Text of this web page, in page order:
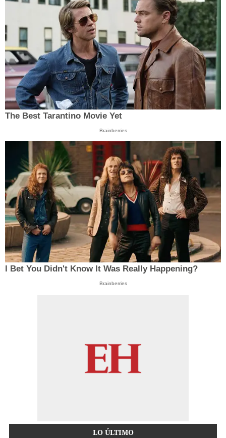
The Best Tarantino Movie Yet
Brainberries
I Bet You Didn't Know It Was Really Happening?
Brainberries
LO ÚLTIMO